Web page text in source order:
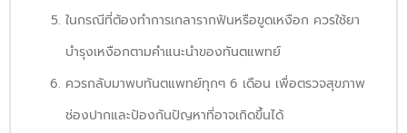
ในกรณีที่ต้องทำการเกลารากฟันหรือขูดเหงือก ควรใช้ยา
บำรุงเหงือกตามคำแนะนำของทันตแพทย์
ควรกลับมาพบทันตแพทย์ทุกๆ 6 เดือน เพื่อตรวจสุขภาพ
ช่องปากและป้องกันปัญหาที่อาจเกิดขึ้นได้